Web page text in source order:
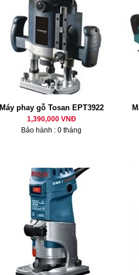
Máy phay gỗ Tosan EPT3922
1,390,000 VNĐ
Bảo hành : 0 tháng